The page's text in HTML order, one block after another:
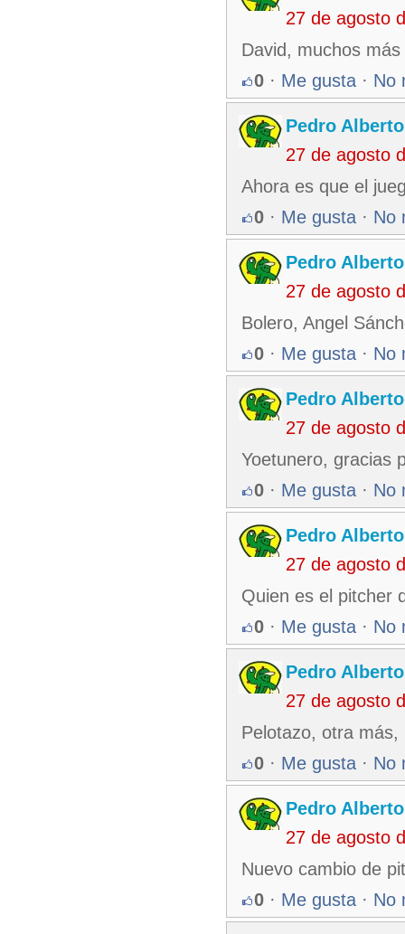
27 de agosto
David, muchos
0 · Me gusta · No
Pedro
27 de agosto
Ahora es que el
0 · Me gusta · No
Pedro
27 de agosto
Bolero, Angel
0 · Me gusta · No
Pedro
27 de agosto
Yoetunero, gracias
0 · Me gusta · No
Pedro
27 de agosto
Quien es el pitcher
0 · Me gusta · No
Pedro
27 de agosto
Pelotazo, otra
0 · Me gusta · No
Pedro
27 de agosto
Nuevo cambio de
0 · Me gusta · No